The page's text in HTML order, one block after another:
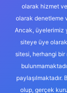
olarak hizmet
olarak denetleme
Ancak, üyelerimiz
siteye üye
sitesi, herhangi bir
olup, gerçek